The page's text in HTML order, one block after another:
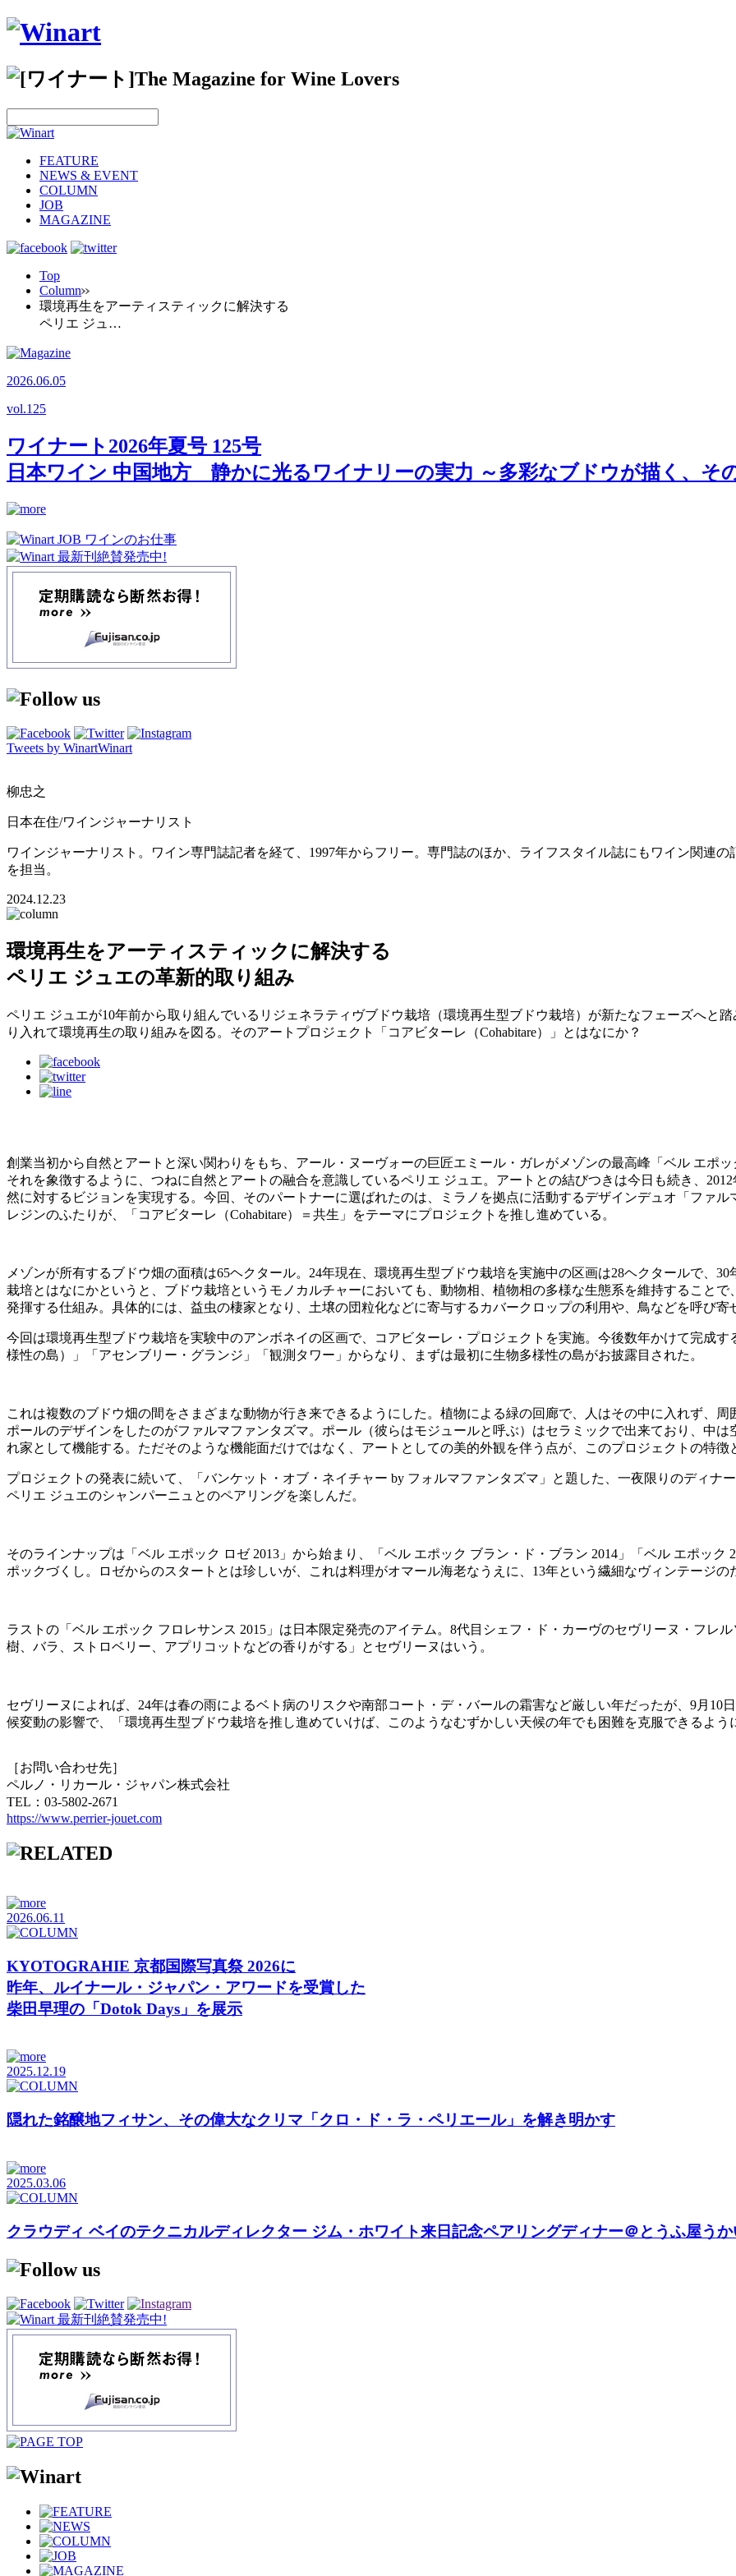
FEATURE
NEWS & EVENT
COLUMN
JOB
MAGAZINE
Top
Column
環境再生をアーティスティックに解決する
ペリエ ジュ…
2026.06.05
vol.125
ワイナート2026年夏号 125号
日本ワイン 中国地方 静かに光るワイナリーの実力 ～多彩なブドウが描く、そ
Tweets by WinartWinart
柳忠之
日本在住/ワインジャーナリスト
ワインジャーナリスト。ワイン専門誌記者を経て、1997年からフリー。専門誌のほか、ライフスタイル誌にもワイン関連
を担当。
2024.12.23
環境再生をアーティスティックに解決する
ペリエ ジュエの革新的取り組み
ペリエ ジュエが10年前から取り組んでいるリジェネラティヴブドウ栽培（環境再生型ブドウ栽培）が新たなフェーズへと
り入れて環境再生の取り組みを図る。そのアートプロジェクト「コアビターレ（Cohabitare）」とはなにか？
創業当初から自然とアートと深い関わりをもち、アール・ヌーヴォーの巨匠エミール・ガレがメゾンの最高峰「ベル エポ
それを象徴するように、つねに自然とアートの融合を意識しているペリエ ジュエ。アートとの結びつきは今日も続き、
然に対するビジョンを実現する。今回、そのパートナーに選ばれたのは、ミラノを拠点に活動するデザインデュオ「ファ
レジンのふたりが、「コアビターレ（Cohabitare）＝共生」をテーマにプロジェクトを推し進めている。
メゾンが所有するブドウ畑の面積は65ヘクタール。24年現在、環境再生型ブドウ栽培を実施中の区画は28ヘクタールで、
栽培とはなにかというと、ブドウ栽培というモノカルチャーにおいても、動物相、植物相の多様な生態系を維持すること
発揮する仕組み。具体的には、益虫の棲家となり、土壌の団粒化などに寄与するカバークロップの利用や、鳥などを呼び
今回は環境再生型ブドウ栽培を実験中のアンボネイの区画で、コアビターレ・プロジェクトを実施。今後数年かけて完成
様性の島）」「アセンブリー・グランジ」「観測タワー」からなり、まずは最初に生物多様性の島がお披露目された。
これは複数のブドウ畑の間をさまざまな動物が行き来できるようにした。植物による緑の回廊で、人はその中に入れず、
ポールのデザインをしたのがファルマファンタズマ。ポール（彼らはモジュールと呼ぶ）はセラミックで出来ており、中
れ家として機能する。ただそのような機能面だけではなく、アートとしての美的外観を伴う点が、このプロジェクトの特徴
プロジェクトの発表に続いて、「バンケット・オブ・ネイチャー by フォルマファンタズマ」と題した、一夜限りのディナ
ペリエ ジュエのシャンパーニュとのペアリングを楽しんだ。
そのラインナップは「ベル エポック ロゼ 2013」から始まり、「ベル エポック ブラン・ド・ブラン 2014」「ベル エポック
ポックづくし。ロゼからのスタートとは珍しいが、これは料理がオマール海老なうえに、13年という繊細なヴィンテージの
ラストの「ベル エポック フロレサンス 2015」は日本限定発売のアイテム。8代目シェフ・ド・カーヴのセヴリーヌ・フレ
樹、バラ、ストロベリー、アプリコットなどの香りがする」とセヴリーヌはいう。
セヴリーヌによれば、24年は春の雨によるベト病のリスクや南部コート・デ・バールの霜害など厳しい年だったが、9月10
候変動の影響で、「環境再生型ブドウ栽培を推し進めていけば、このようなむずかしい天候の年でも困難を克服できるよ
［お問い合わせ先］
ペルノ・リカール・ジャパン株式会社
TEL：03-5802-2671
https://www.perrier-jouet.com
2026.06.11
KYOTOGRAHIE 京都国際写真祭 2026に
昨年、ルイナール・ジャパン・アワードを受賞した
柴田早理の「Dotok Days」を展示
2025.12.19
隠れた銘醸地フィサン、その偉大なクリマ「クロ・ド・ラ・ペリエール」を解き明かす
2025.03.06
クラウディ ベイのテクニカルディレクター ジム・ホワイト来日記念ペアリングディナー＠とうふ屋うか